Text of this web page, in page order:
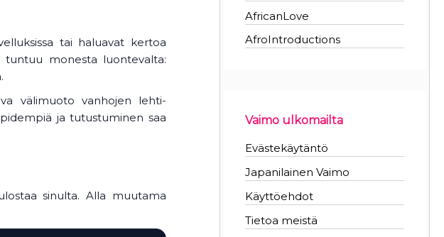
tai haluavat kertoa
monesta luontevalta:
välimuoto vanhojen lehti-
ja tutustuminen saa
sinulta. Alla muutama
AfricanLove
AfroIntroductions
Vaimo ulkomailta
Evästekäytäntö
Japanilainen Vaimo
Käyttöehdot
Tietoa meistä